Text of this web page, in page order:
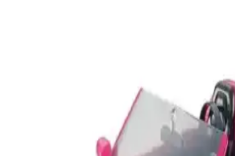
Hangi Model Çocuklar İçin Daha
İki popüler Hot Wheels 3'lü araba setinin
Çocukların hayal gücünü ve motor
dayanıklılığı ve tasarımıyla öne çıkıyor.